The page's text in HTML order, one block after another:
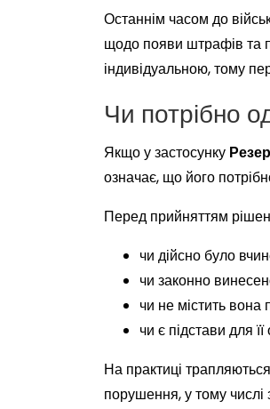
Останнім часом до
щодо появи штрафів та
індивідуальною, тому
Чи потрібно
Якщо у застосунку
означає, що його
Перед прийняттям
чи дійсно було
чи законно
чи не містить вона
чи є підстави для
На практиці
порушення, у тому числі